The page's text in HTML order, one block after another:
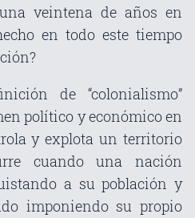
veintena de años en
en todo este tiempo
de “colonialismo”
político y económico en
y explota un territorio
cuando una nación
a su población y
imponiendo su propio